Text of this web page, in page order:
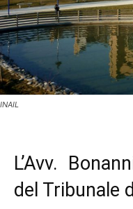
INAIL
L’Avv.
del Tribunale